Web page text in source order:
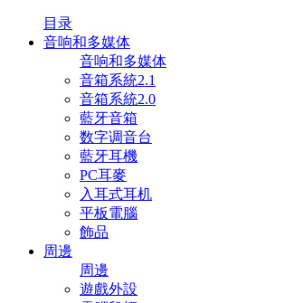
目录
音响和多媒体
音响和多媒体
音箱系統2.1
音箱系統2.0
藍牙音箱
数字调音台
藍牙耳機
PC耳麥
入耳式耳机
平板電腦
飾品
周邊
周邊
遊戲外設